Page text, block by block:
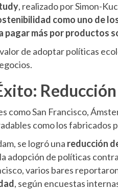
, realizado por Simon-
como uno de
pagar más por productos
de adoptar políticas
como San Francisco,
como los fabricados
se logró una reducción
adopción de políticas
varios bares
, según encuestas